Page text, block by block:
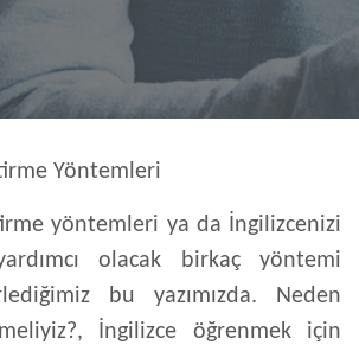
Yöntemleri
yöntemleri ya da İngilizcenizi
olacak birkaç yöntemi
bu yazımızda. Neden
İngilizce öğrenmek için